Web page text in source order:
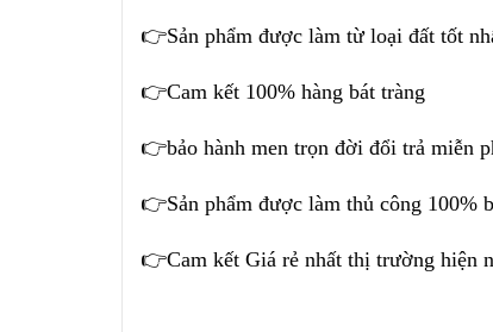
👉Sản phẩm được làm từ loại đất tốt
👉Cam kết 100% hàng bát tràng
👉bảo hành men trọn đời đổi trả miễn
👉Sản phẩm được làm thủ công 100%
👉Cam kết Giá rẻ nhất thị trường hiện